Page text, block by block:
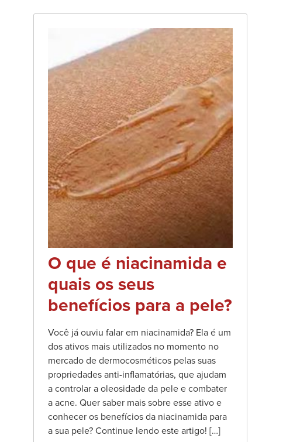
O que é niacinamida e
quais os seus
benefícios para a pele?
Você já ouviu falar em niacinamida? Ela é um
dos ativos mais utilizados no momento no
mercado de dermocosméticos pelas suas
propriedades anti-inflamatórias, que ajudam
a controlar a oleosidade da pele e combater
a acne. Quer saber mais sobre esse ativo e
conhecer os benefícios da niacinamida para
a sua pele? Continue lendo este artigo! […]